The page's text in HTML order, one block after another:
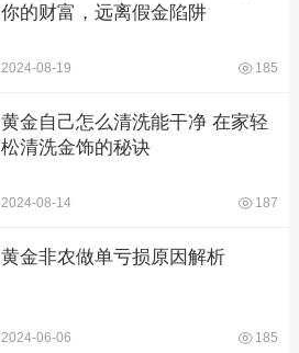
你的财富，远离假金陷阱
2024-08-19 185
黄金自己怎么清洗能干净 在家轻
松清洗金饰的秘诀
2024-08-14 187
黄金非农做单亏损原因解析
2024-06-06 185